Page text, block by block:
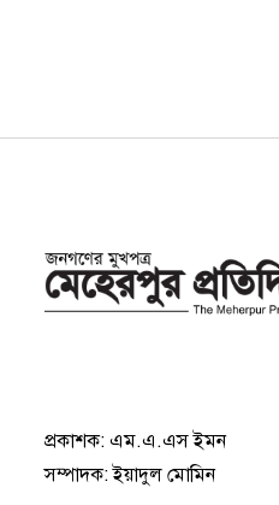
প্রকাশক: এম.এ.এস ইমন
সম্পাদক: ইয়াদুল মোমিন